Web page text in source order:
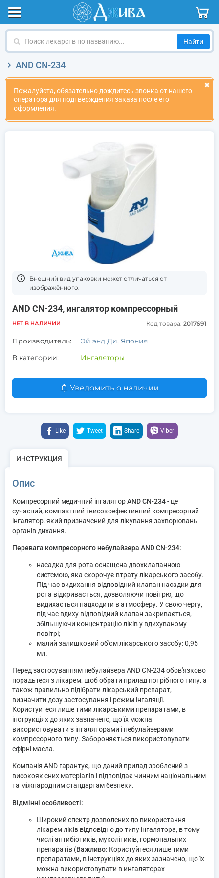
Поиск
названию
AND CN-234
Пожалуйста, обязательно дождитесь звонка от нашего
оператора для подтверждения заказа после его
оформления.
Bнешний вид упаковки может отличаться от
изображённого.
AND CN-234, ингалятор компрессорный
НЕТ В НАЛИЧИИ Код товара: 2017691
Производитель:
Эй энд Ди, Япония
В категории:
Ингаляторы
Уведомить о наличии
Like Tweet Share Viber
ИНСТРУКЦИЯ
Опис
Компресорний медичний інгаляторAND CN-234- це
сучасний, компактний і високоефективний компресорний
інгалятор, який призначений для лікування захворювань
органів дихання.
Перевага компресорного небулайзера AND CN-234:
насадка для рота оснащена двохклапанною
системою, яка скорочує втрату лікарського засобу.
Під час видихання відповідний клапан насадки для
рота відкривається, дозволяючи повітрю, що
видихається надходити в атмосферу. У свою чергу,
під час вдиху відповідний клапан закривається,
збільшуючи концентрацію ліків у вдихуваному
повітрі;
малий залишковий об'єм лікарського засобу: 0,95
мл.
Перед застосуванням небулайзера AND CN-234 обов'язково
порадьтеся з лікарем, щоб обрати прилад потрібного типу, а
також правильно підібрати лікарський препарат,
визначити дозу застосування і режим інгаляції.
Користуйтеся лише тими лікарськими препаратами, в
інструкціях до яких зазначено, що їх можна
використовувати з інгаляторами і небулайзерами
компресорного типу. Забороняється використовувати
ефірні масла.
Компанія AND гарантує, що даний прилад зроблений з
високоякісних матеріалів і відповідає чинним національним
та міжнародним стандартам безпеки.
Відмінні особливості:
Широкий спектр дозволених до використання
лікарем ліків відповідно до типу інгалятора, в тому
числі антибіотиків, муколітиків, гормональних
препаратів (Важливо: Користуйтеся лише тими
препаратами, в інструкціях до яких зазначено, що їх
можна використовувати в ингаляторах